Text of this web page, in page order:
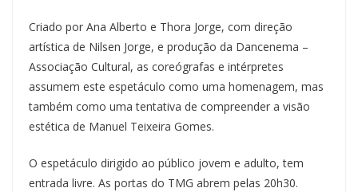
Criado por Ana Alberto e Thora Jorge, com direção
artística de Nilsen Jorge, e produção da Dancenema –
Associação Cultural, as coreógrafas e intérpretes
assumem este espetáculo como uma homenagem, mas
também como uma tentativa de compreender a visão
estética de Manuel Teixeira Gomes.
O espetáculo dirigido ao público jovem e adulto, tem
entrada livre. As portas do TMG abrem pelas 20h30.